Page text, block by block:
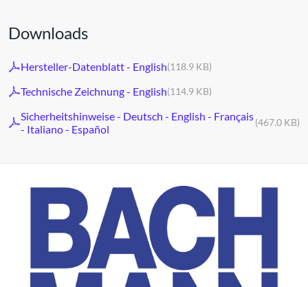
Downloads
Hersteller-Datenblatt - English(118.9 KB)
Technische Zeichnung - English(114.9 KB)
Sicherheitshinweise - Deutsch - English - Français
- Italiano - Español
(467.0 KB)